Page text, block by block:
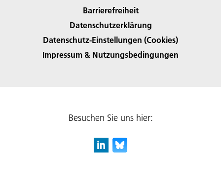
Barrierefreiheit
Datenschutzerklärung
Datenschutz-Einstellungen (Cookies)
Impressum & Nutzungsbedingungen
Besuchen Sie uns hier: